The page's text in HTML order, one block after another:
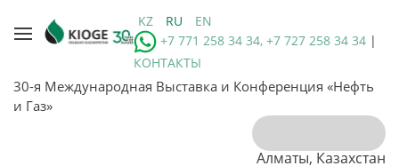
KZ RU
EN
+7 771 258 34 34, +7 727 258 34 34 |
КОНТАКТЫ
30-я Международная Выставка и Конференция «Нефть
и Газ»
Алматы, Казахстан